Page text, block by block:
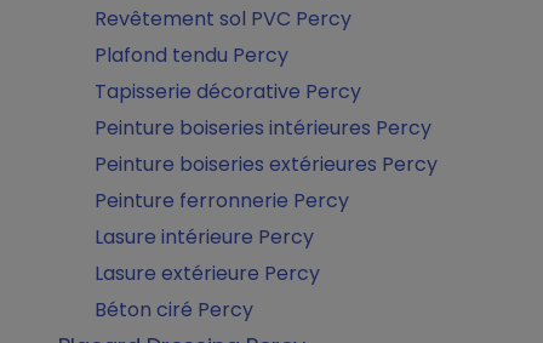
Revêtement sol PVC Percy
Plafond tendu Percy
Tapisserie décorative Percy
Peinture boiseries intérieures Percy
Peinture boiseries extérieures Percy
Peinture ferronnerie Percy
Lasure intérieure Percy
Lasure extérieure Percy
Béton ciré Percy